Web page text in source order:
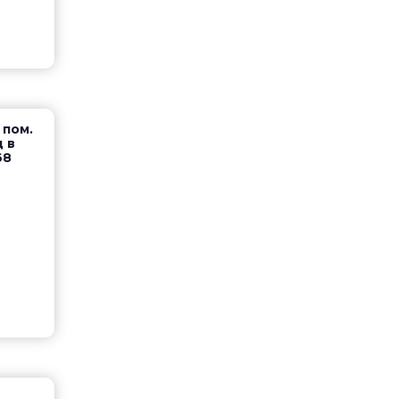
пом.
в